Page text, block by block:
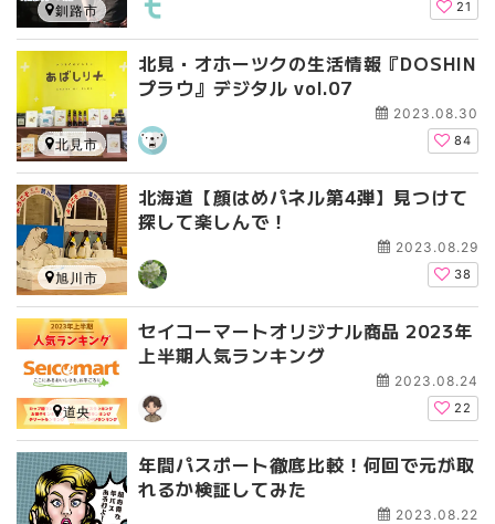
21
釧路市
北見・オホーツクの生活情報『DOSHIN
プラウ』デジタル vol.07
2023.08.30
84
北見市
北海道【顔はめパネル第4弾】見つけて
探して楽しんで！
2023.08.29
38
旭川市
セイコーマートオリジナル商品 2023年
上半期人気ランキング
2023.08.24
22
道央
年間パスポート徹底比較！何回で元が取
れるか検証してみた
2023.08.22